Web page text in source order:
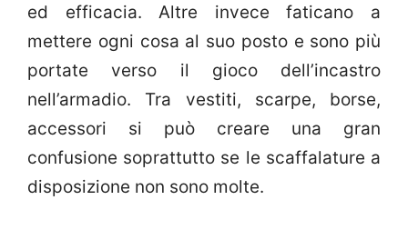
ed efficacia. Altre invece faticano a
mettere ogni cosa al suo posto e sono più
portate verso il gioco dell’incastro
nell’armadio. Tra vestiti, scarpe, borse,
accessori si può creare una gran
confusione soprattutto se le scaffalature a
disposizione non sono molte.